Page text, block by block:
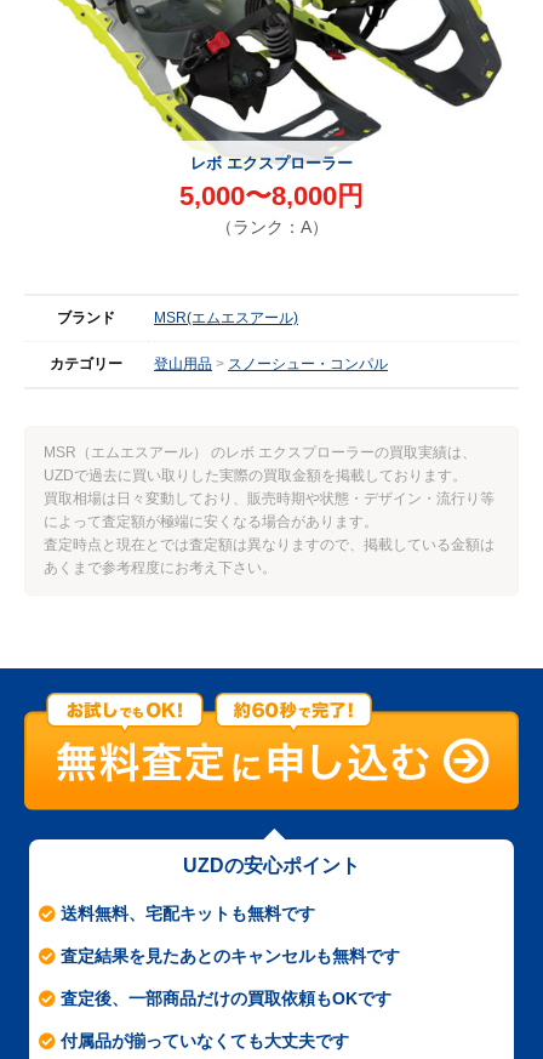
レボ エクスプローラー
5,000〜8,000円
（ランク：A）
ブランド MSR(エムエスアール)
カテゴリー 登山用品 スノーシュー・コンパル
MSR（エムエスアール） のレボ エクスプローラーの買取実績は、
UZDで過去に買い取りした実際の買取金額を掲載しております。
買取相場は日々変動しており、販売時期や状態・デザイン・流行り等
によって査定額が極端に安くなる場合があります。
査定時点と現在とでは査定額は異なりますので、掲載している金額は
あくまで参考程度にお考え下さい。
UZDの安心ポイント
送料無料、宅配キットも無料です
査定結果を見たあとのキャンセルも無料です
査定後、一部商品だけの買取依頼もOKです
付属品が揃っていなくても大丈夫です